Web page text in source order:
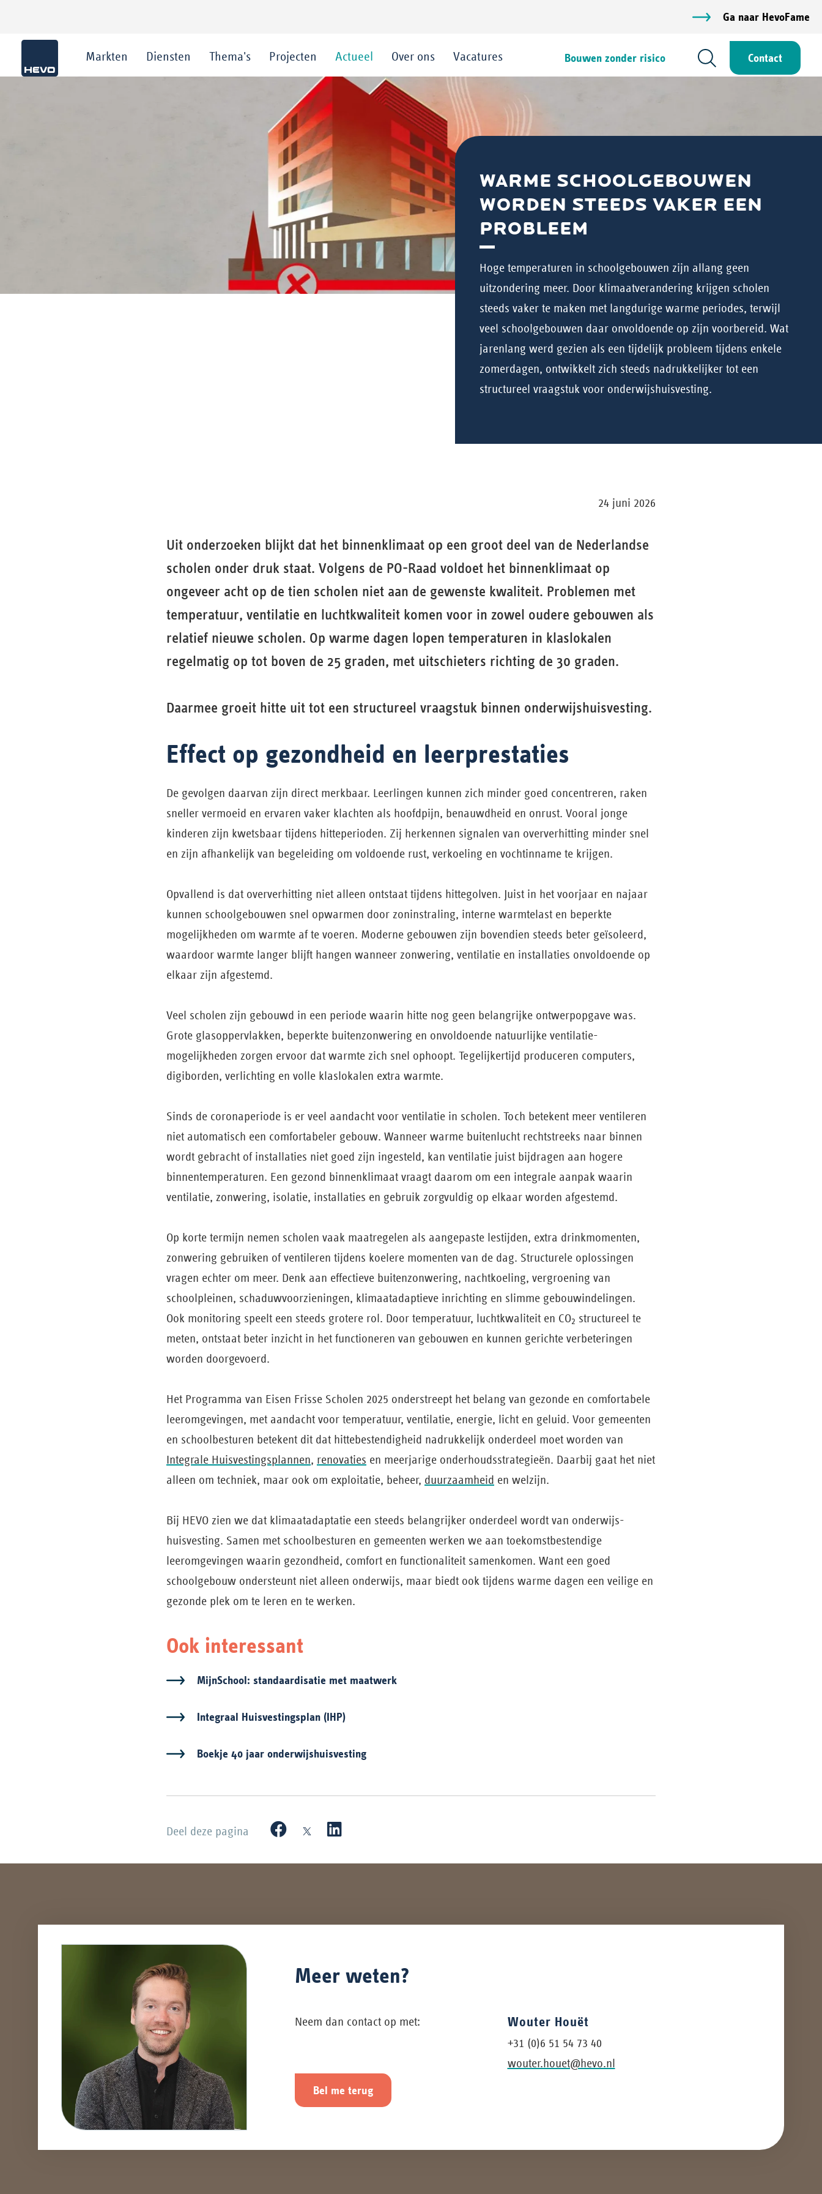
Ga naar HevoFame
Markten Diensten Thema's Projecten Actueel Over ons Vacatures Bouwen zonder risico Contact
WARME SCHOOLGEBOUWEN
WORDEN STEEDS VAKER EEN
PROBLEEM
Hoge temperaturen in schoolgebouwen zijn allang geen
uitzondering meer. Door klimaatverandering krijgen scholen
steeds vaker te maken met langdurige warme periodes, terwijl
veel schoolgebouwen daar onvoldoende op zijn voorbereid. Wat
jarenlang werd gezien als een tijdelijk probleem tijdens enkele
zomerdagen, ontwikkelt zich steeds nadrukkelijker tot een
structureel vraagstuk voor onderwijshuisvesting.
24 juni 2026
Uit onderzoeken blijkt dat het binnenklimaat op een groot deel van de Nederlandse
scholen onder druk staat. Volgens de PO-Raad voldoet het binnenklimaat op
ongeveer acht op de tien scholen niet aan de gewenste kwaliteit. Problemen met
temperatuur, ventilatie en luchtkwaliteit komen voor in zowel oudere gebouwen als
relatief nieuwe scholen. Op warme dagen lopen temperaturen in klaslokalen
regelmatig op tot boven de 25 graden, met uitschieters richting de 30 graden.
Daarmee groeit hitte uit tot een structureel vraagstuk binnen onderwijshuisvesting.
Effect op gezondheid en leerprestaties
De gevolgen daarvan zijn direct merkbaar. Leerlingen kunnen zich minder goed concentreren, raken
sneller vermoeid en ervaren vaker klachten als hoofdpijn, benauwdheid en onrust. Vooral jonge
kinderen zijn kwetsbaar tijdens hitteperioden. Zij herkennen signalen van oververhitting minder snel
en zijn afhankelijk van begeleiding om voldoende rust, verkoeling en vochtinname te krijgen.
Opvallend is dat oververhitting niet alleen ontstaat tijdens hittegolven. Juist in het voorjaar en najaar
kunnen schoolgebouwen snel opwarmen door zoninstraling, interne warmtelast en beperkte
mogelijkheden om warmte af te voeren. Moderne gebouwen zijn bovendien steeds beter geïsoleerd,
waardoor warmte langer blijft hangen wanneer zonwering, ventilatie en installaties onvoldoende op
elkaar zijn afgestemd.
Veel scholen zijn gebouwd in een periode waarin hitte nog geen belangrijke ontwerpopgave was.
Grote glasoppervlakken, beperkte buitenzonwering en onvoldoende natuurlijke ventilatie­
mogelijkheden zorgen ervoor dat warmte zich snel ophoopt. Tegelijkertijd produceren computers,
digiborden, verlichting en volle klaslokalen extra warmte.
Sinds de coronaperiode is er veel aandacht voor ventilatie in scholen. Toch betekent meer ventileren
niet automatisch een comfortabeler gebouw. Wanneer warme buitenlucht rechtstreeks naar binnen
wordt gebracht of installaties niet goed zijn ingesteld, kan ventilatie juist bijdragen aan hogere
binnentemperaturen. Een gezond binnenklimaat vraagt daarom om een integrale aanpak waarin
ventilatie, zonwering, isolatie, installaties en gebruik zorgvuldig op elkaar worden afgestemd.
Op korte termijn nemen scholen vaak maatregelen als aangepaste lestijden, extra drinkmomenten,
zonwering gebruiken of ventileren tijdens koelere momenten van de dag. Structurele oplossingen
vragen echter om meer. Denk aan effectieve buitenzonwering, nachtkoeling, vergroening van
schoolpleinen, schaduwvoorzieningen, klimaatadaptieve inrichting en slimme gebouwindelingen.
Ook monitoring speelt een steeds grotere rol. Door temperatuur, luchtkwaliteit en CO2 structureel te
meten, ontstaat beter inzicht in het functioneren van gebouwen en kunnen gerichte verbeteringen
worden doorgevoerd.
Het Programma van Eisen Frisse Scholen 2025 onderstreept het belang van gezonde en comfortabele
leeromgevingen, met aandacht voor temperatuur, ventilatie, energie, licht en geluid. Voor gemeenten
en schoolbesturen betekent dit dat hittebestendigheid nadrukkelijk onderdeel moet worden van
Integrale Huisvestingsplannen, renovaties en meerjarige onderhoudsstrategieën. Daarbij gaat het niet
alleen om techniek, maar ook om exploitatie, beheer, duurzaamheid en welzijn.
Bij HEVO zien we dat klimaatadaptatie een steeds belangrijker onderdeel wordt van onderwijs­
huisvesting. Samen met schoolbesturen en gemeenten werken we aan toekomstbestendige
leeromgevingen waarin gezondheid, comfort en functionaliteit samenkomen. Want een goed
schoolgebouw ondersteunt niet alleen onderwijs, maar biedt ook tijdens warme dagen een veilige en
gezonde plek om te leren en te werken.
Ook interessant
MijnSchool: standaardisatie met maatwerk
Integraal Huisvestingsplan (IHP)
Boekje 40 jaar onderwijshuisvesting
Deel deze pagina
Meer weten?
Neem dan contact op met: Wouter Houët
+31 (0)6 51 54 73 40
wouter.houet@hevo.nl
Bel me terug